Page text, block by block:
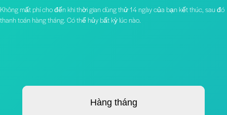
Không mất phí cho đến khi thời gian dùng thử 14 ngày của bạn kết thúc, sau đó
thanh toán hàng tháng. Có thể hủy bất kỳ lúc nào.
Hàng tháng